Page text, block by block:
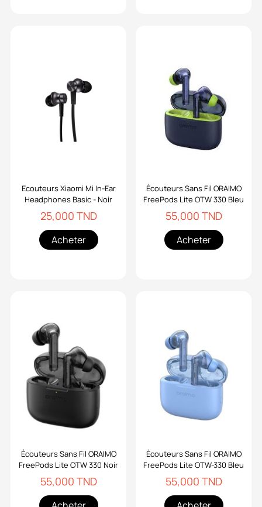
Ecouteurs Xiaomi Mi In-Ear
Headphones Basic - Noir
25,000 TND
Acheter
Écouteurs Sans Fil ORAIMO
FreePods Lite OTW 330 Bleu
55,000 TND
Acheter
Écouteurs Sans Fil ORAIMO
FreePods Lite OTW 330 Noir
55,000 TND
Écouteurs Sans Fil ORAIMO
FreePods Lite OTW-330 Bleu
55,000 TND